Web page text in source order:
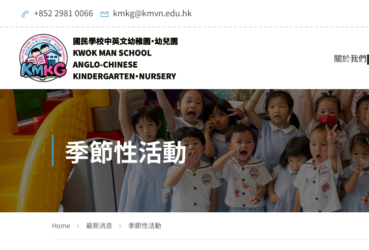
+852 2981 0066 kmkg@kmvn.edu.hk
關於我們
季節性活動
Home 最新消息 季節性活動